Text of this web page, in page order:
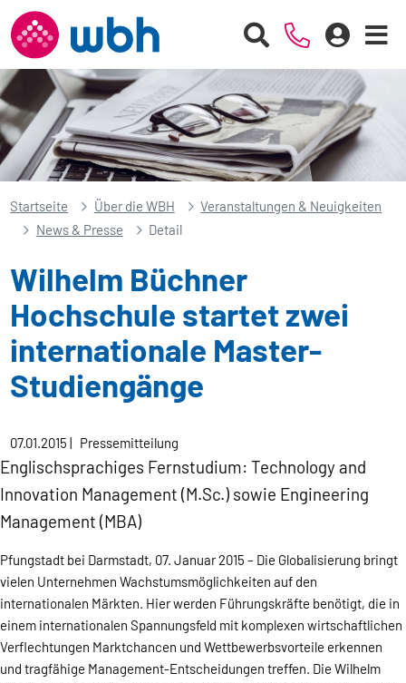
Startseite Über die WBH
Veranstaltungen & Neuigkeiten
News & Presse
Detail
Wilhelm Büchner
Hochschule startet zwei
internationale Master-
Studiengänge
07.01.2015| Pressemitteilung
Englischsprachiges Fernstudium: Technology and
Innovation Management (M.Sc.) sowie Engineering
Management (MBA)
Pfungstadt bei Darmstadt, 07. Januar 2015 – Die Globalisierung bringt
vielen Unternehmen Wachstumsmöglichkeiten auf den
internationalen Märkten. Hier werden Führungskräfte benötigt, die in
einem internationalen Spannungsfeld mit komplexen wirtschaftlichen
Verflechtungen Marktchancen und Wettbewerbsvorteile erkennen
und tragfähige Management-Entscheidungen treffen. Die Wilhelm